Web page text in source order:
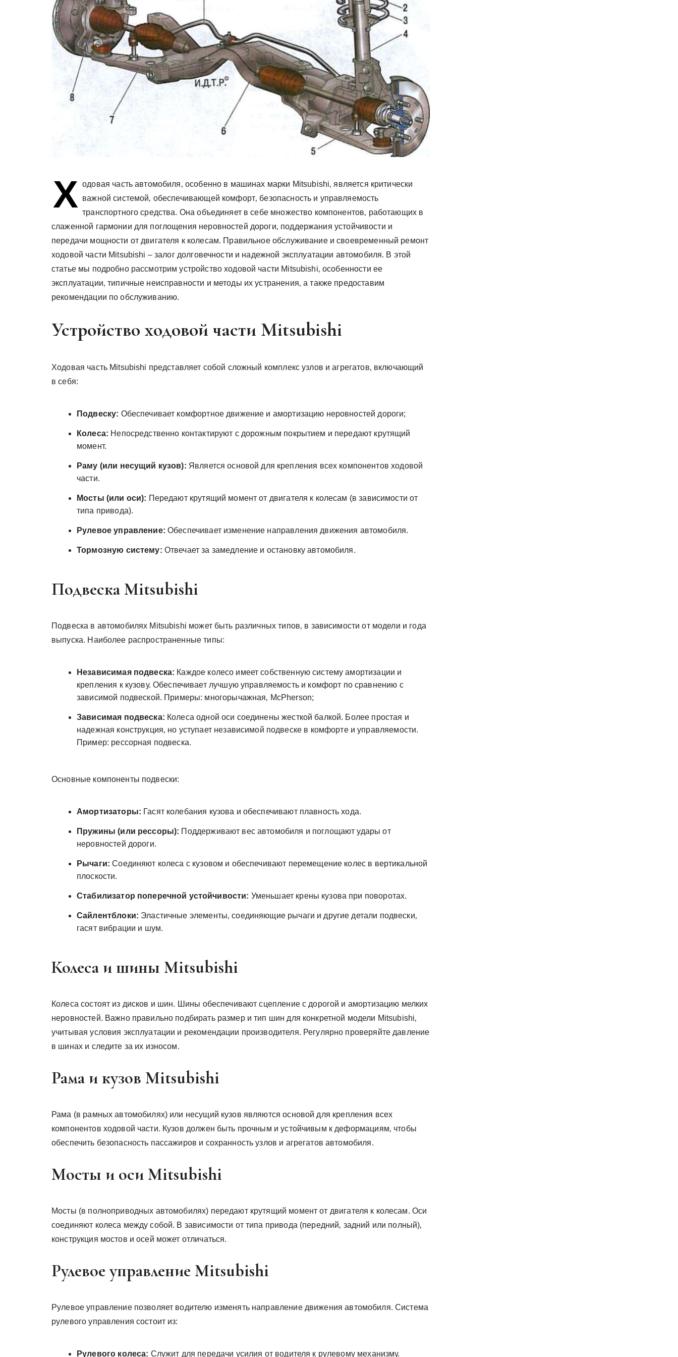
Х одовая часть автомобиля‚ особенно в машинах марки Mitsubishi‚ является критически
важной системой‚ обеспечивающей комфорт‚ безопасность и управляемость
транспортного средства. Она объединяет в себе множество компонентов‚ работающих в
слаженной гармонии для поглощения неровностей дороги‚ поддержания устойчивости и
передачи мощности от двигателя к колесам. Правильное обслуживание и своевременный ремонт
ходовой части Mitsubishi – залог долговечности и надежной эксплуатации автомобиля. В этой
статье мы подробно рассмотрим устройство ходовой части Mitsubishi‚ особенности ее
эксплуатации‚ типичные неисправности и методы их устранения‚ а также предоставим
рекомендации по обслуживанию.
Устройство ходовой части Mitsubishi
Ходовая часть Mitsubishi представляет собой сложный комплекс узлов и агрегатов‚ включающий
в себя:
Подвеску: Обеспечивает комфортное движение и амортизацию неровностей дороги;
Колеса: Непосредственно контактируют с дорожным покрытием и передают крутящий
момент.
Раму (или несущий кузов): Является основой для крепления всех компонентов ходовой
части.
Мосты (или оси): Передают крутящий момент от двигателя к колесам (в зависимости от
типа привода).
Рулевое управление: Обеспечивает изменение направления движения автомобиля.
Тормозную систему: Отвечает за замедление и остановку автомобиля.
Подвеска Mitsubishi
Подвеска в автомобилях Mitsubishi может быть различных типов‚ в зависимости от модели и года
выпуска. Наиболее распространенные типы:
Независимая подвеска: Каждое колесо имеет собственную систему амортизации и
крепления к кузову. Обеспечивает лучшую управляемость и комфорт по сравнению с
зависимой подвеской. Примеры: многорычажная‚ McPherson;
Зависимая подвеска: Колеса одной оси соединены жесткой балкой. Более простая и
надежная конструкция‚ но уступает независимой подвеске в комфорте и управляемости.
Пример: рессорная подвеска.
Основные компоненты подвески:
Амортизаторы: Гасят колебания кузова и обеспечивают плавность хода.
Пружины (или рессоры): Поддерживают вес автомобиля и поглощают удары от
неровностей дороги.
Рычаги: Соединяют колеса с кузовом и обеспечивают перемещение колес в вертикальной
плоскости.
Стабилизатор поперечной устойчивости: Уменьшает крены кузова при поворотах.
Сайлентблоки: Эластичные элементы‚ соединяющие рычаги и другие детали подвески‚
гасят вибрации и шум.
Колеса и шины Mitsubishi
Колеса состоят из дисков и шин. Шины обеспечивают сцепление с дорогой и амортизацию мелких
неровностей. Важно правильно подбирать размер и тип шин для конкретной модели Mitsubishi‚
учитывая условия эксплуатации и рекомендации производителя. Регулярно проверяйте давление
в шинах и следите за их износом.
Рама и кузов Mitsubishi
Рама (в рамных автомобилях) или несущий кузов являются основой для крепления всех
компонентов ходовой части. Кузов должен быть прочным и устойчивым к деформациям‚ чтобы
обеспечить безопасность пассажиров и сохранность узлов и агрегатов автомобиля.
Мосты и оси Mitsubishi
Мосты (в полноприводных автомобилях) передают крутящий момент от двигателя к колесам. Оси
соединяют колеса между собой. В зависимости от типа привода (передний‚ задний или полный)‚
конструкция мостов и осей может отличаться.
Рулевое управление Mitsubishi
Рулевое управление позволяет водителю изменять направление движения автомобиля. Система
рулевого управления состоит из:
Рулевого колеса: Служит для передачи усилия от водителя к рулевому механизму.